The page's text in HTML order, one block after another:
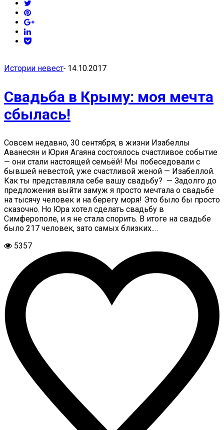
Истории невест- 14.10.2017
Свадьба в Крыму: моя мечта
сбылась!
Совсем недавно, 30 сентября, в жизни Изабеллы
Аванесян и Юрия Агаяна состоялось счастливое событие
— они стали настоящей семьёй! Мы побеседовали с
бывшей невестой, уже счастливой женой — Изабеллой.
Как ты представляла себе вашу свадьбу? — Задолго до
предложения выйти замуж я просто мечтала о свадьбе
на тысячу человек и на берегу моря! Это было бы просто
сказочно. Но Юра хотел сделать свадьбу в
Симферополе, и я не стала спорить. В итоге на свадьбе
было 217 человек, зато самых близких.…
5357